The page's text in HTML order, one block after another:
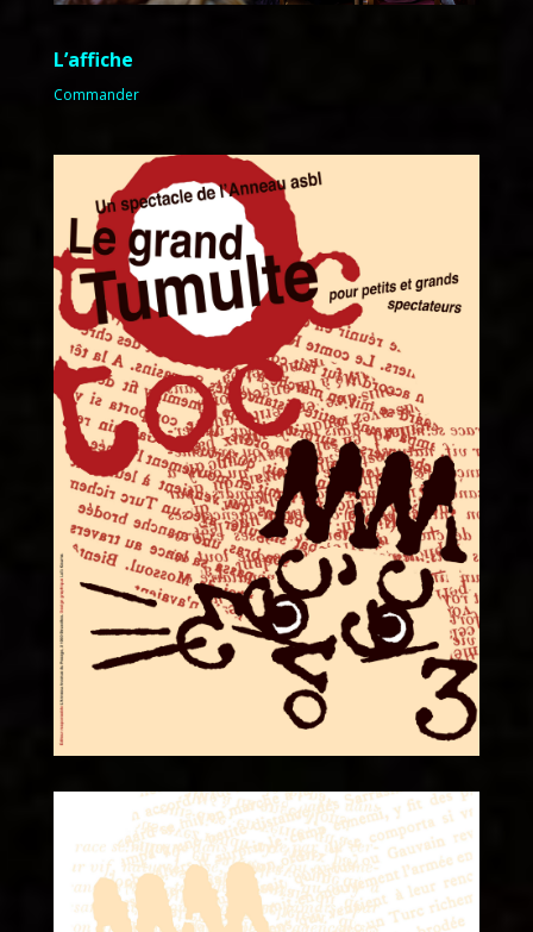
L’affiche
Commander